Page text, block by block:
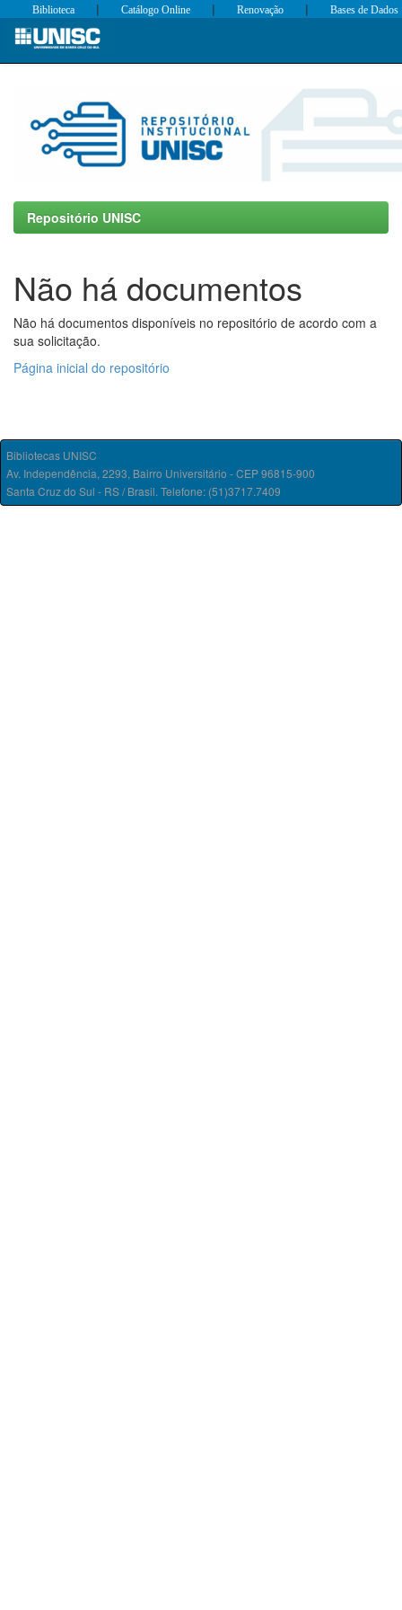
Skip
Biblioteca | Catálogo Online | Renovação | Bases de Dados
Repositório UNISC
Não há documentos
Não há documentos disponíveis no repositório de acordo com a
sua solicitação.
Página inicial do repositório
Bibliotecas UNISC
Av. Independência, 2293, Bairro Universitário - CEP 96815-900
Santa Cruz do Sul - RS / Brasil. Telefone: (51)3717.7409